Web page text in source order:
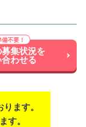
集状況を
わせる
ます。
す。